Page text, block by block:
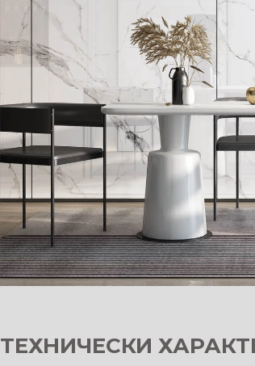
ТЕХНИЧЕСКИ